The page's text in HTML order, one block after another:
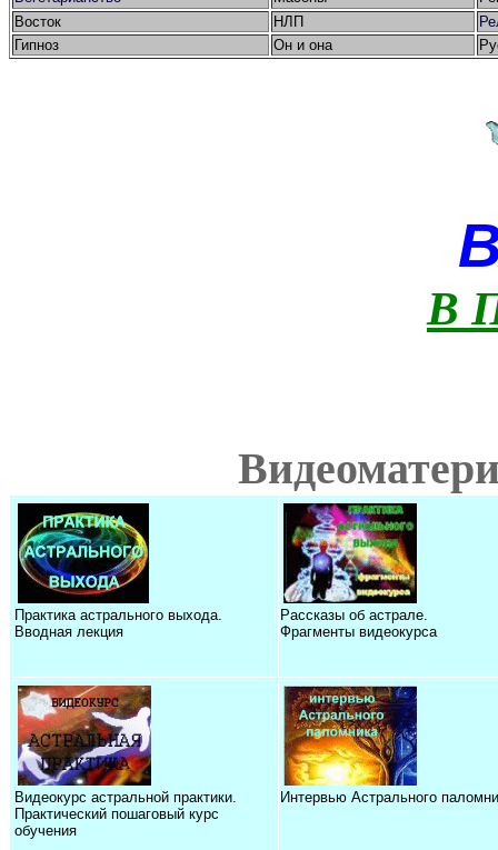
Восток
НЛП
Гипноз
Он и она
В
Практика астрального выхода.
Вводная лекция
Рассказы об астрале.
Фрагменты видеокурса
Видеокурс астральной практики.
Практический пошаговый курс
обучения
Интервью Астрального